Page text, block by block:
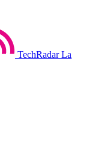
TechRadar La